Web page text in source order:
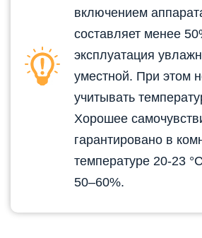
включением
составляет менее
эксплуатация
уместной. При этом
учитывать
Хорошее
гарантировано в
температуре 20-23
50–60%.